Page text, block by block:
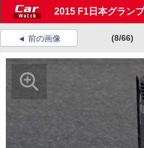
2015 F1日本グラン
前の画像 (8/66)